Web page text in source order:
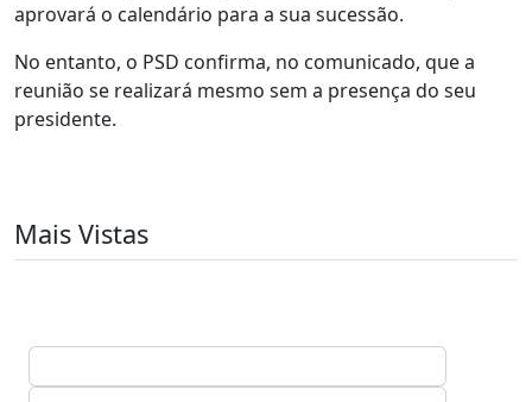
aprovará o calendário para a sua sucessão.
No entanto, o PSD confirma, no comunicado, que a
reunião se realizará mesmo sem a presença do seu
presidente.
Mais Vistas